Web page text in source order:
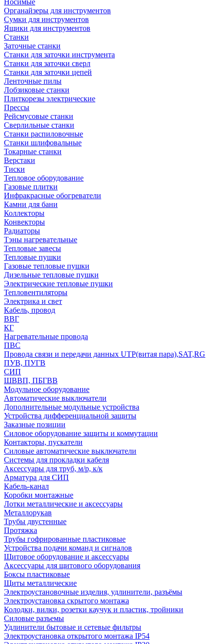
Носимые
Органайзеры для инструментов
Сумки для инструментов
Ящики для инструментов
Станки
Заточные станки
Станки для заточки инструмента
Станки для заточки сверл
Станки для заточки цепей
Ленточные пилы
Лобзиковые станки
Плиткорезы электрические
Прессы
Рейсмусовые станки
Сверлильные станки
Станки распиловочные
Станки шлифовальные
Токарные станки
Верстаки
Тиски
Тепловое оборудование
Газовые плитки
Инфракрасные обогреватели
Камни для бани
Коллекторы
Конвекторы
Радиаторы
Тэны нагревательные
Тепловые завесы
Тепловые пушки
Газовые тепловые пушки
Дизельные тепловые пушки
Электрические тепловые пушки
Тепловентиляторы
Электрика и свет
Кабель, провод
ВВГ
КГ
Нагревательные провода
ПВС
Провода связи и передачи данных UTP(витая пара),SAT,RG
ПУВ, ПУГВ
СИП
ШВВП, ПБГВВ
Модульное оборудование
Автоматические выключатели
Дополнительные модульные устройства
Устройства дифференциальной защиты
Заказные позиции
Силовое оборудование защиты и коммутации
Контакторы, пускатели
Силовые автоматические выключатели
Системы для прокладки кабеля
Аксессуары для труб, м/р, к/к
Арматура для СИП
Кабель-канал
Коробки монтажные
Лотки металлические и аксессуары
Металлорукав
Трубы двустенные
Протяжка
Трубы гофрированные пластиковые
Устройства подачи команд и сигналов
Щитовое оборудование и аксессуары
Аксессуары для щитового оборудования
Боксы пластиковые
Щиты металлические
Электроустановочные изделия, удлинители, разъёмы
Электроустановка скрытого монтажа
Колодки, вилки, розетки каучук и пластик, тройники
Силовые разъемы
Удлинители бытовые и сетевые фильтры
Электроустановка открытого монтажа IP54